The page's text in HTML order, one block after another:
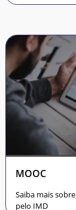
MOOC
Saiba mais
pelo IMD